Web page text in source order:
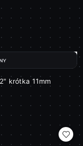
krótka 11mm